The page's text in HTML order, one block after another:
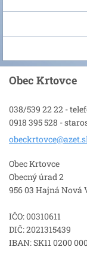
Obec Krtovce
038/539 22 22 -
0918 395 528 -
obeckrtovce@azet
Obec Krtovce
Obecný úrad 2
956 03 Hajná Nová
IČO: 00310611
DIČ: 2021315439
IBAN: SK11 0200